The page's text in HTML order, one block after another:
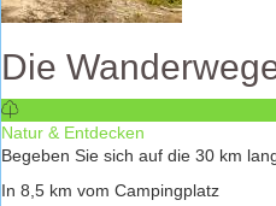
Die
Natur & Entdecken
Begeben Sie sich auf die 30 km
In 8,5 km vom Campingplatz